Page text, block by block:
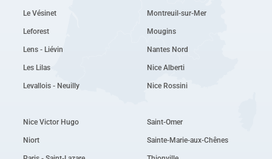
Le Vésinet
Leforest
Lens - Liévin
Les Lilas
Levallois - Neuilly
Montreuil-sur-Mer
Mougins
Nantes Nord
Nice Alberti
Nice Rossini
Nice Victor Hugo
Niort
Saint-Omer
Sainte-Marie-aux-Chênes